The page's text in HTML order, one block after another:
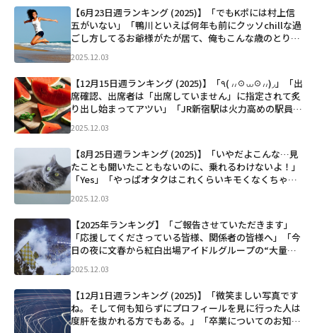
【6月23日週ランキング (2025)】「でもKポには村上信
五がいない」「鴨川といえば何年も前にクッソchillな過
ごし方してるお爺様がたが居て、俺もこんな歳のとり方
喪黒役】」「浜辺美波もそうだけど名字含めフルネー
ム...」など
2025.12.03
【12月15日週ランキング (2025)】「٩( ៸៸☉⩊☉៸៸)◞」「出
席確認、出席者は「出席していません」に指定されて炙
り出し始まってアツい」「JR新宿駅は火力高めの駅員さ
らずにご乗車くださーい。信じられないかも知れ...」な
ど
2025.12.03
【8月25日週ランキング (2025)】「いやだよこんな…見
たことも聞いたこともないのに、乗れるわけないよ！」
「Yes」「やっぱオタクはこれくらいキモくなくちゃい
てしまって... 明後日アリーナツアーを控えているの
で...」など
2025.12.03
【2025年ランキング】「ご報告させていただきます」
「応援してくださっている皆様、関係者の皆様へ」「今
日の夜に文春から紅白出場アイドルグループの“大量脱
千鳥・大悟から視聴者にメッセージ」「20 Pic...」など
2025.12.03
【12月1日週ランキング (2025)】「微笑ましい写真です
ね。そして何も知らずにプロフィールを見に行った人は
度肝を抜かれる方でもある。」「卒業についてのお知ら